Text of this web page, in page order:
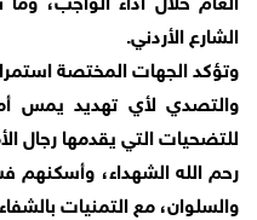
الشارع الأردني.
وتؤكد الجهات المختصة
والتصدي لأي تهديد يمس
للتضحيات التي يقدمها رجال
رحم الله الشهداء، وأسكنهم
والسلوان، مع التمنيات